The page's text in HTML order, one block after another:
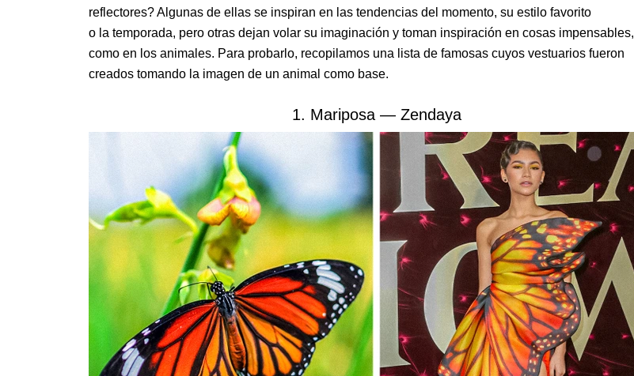
reflectores? Algunas de ellas se inspiran en las tendencias del momento, su estilo favorito
o la temporada, pero otras dejan volar su imaginación y toman inspiración en cosas impensables,
como en los animales. Para probarlo, recopilamos una lista de famosas cuyos vestuarios fueron
creados tomando la imagen de un animal como base.
1. Mariposa — Zendaya